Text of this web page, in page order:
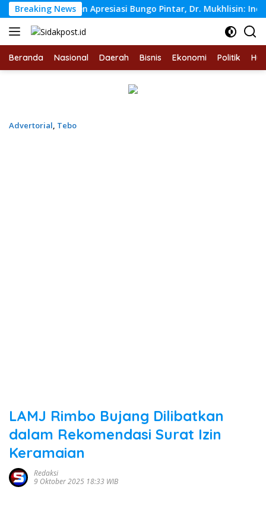
Langsung
ke
konten
Breaking NewsApresiasi Bungo Pintar, Dr. Mukhlisin: Inovasi
Beranda Nasional Daerah Bisnis Ekonomi Politik
Advertorial, Tebo
LAMJ Rimbo Bujang Dilibatkan
dalam Rekomendasi Surat Izin
Keramaian
Redaksi
9 Oktober 2025 18:33 WIB